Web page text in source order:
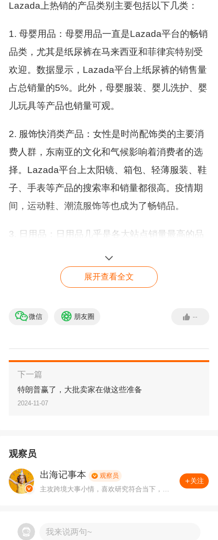
Lazada上热销的产品类别主要包括以下几类：
1. 母婴用品：母婴用品一直是Lazada平台的畅销
品类，尤其是纸尿裤在马来西亚和菲律宾特别受
欢迎。数据显示，Lazada平台上纸尿裤的销售量
占总销量的5%。此外，母婴服装、婴儿洗护、婴
儿玩具等产品也销量可观。
2. 服饰快消类产品：女性是时尚配饰类的主要消
费人群，东南亚的文化和气候影响着消费者的选
择。Lazada平台上太阳镜、箱包、轻薄服装、鞋
子、手表等产品的搜索率和销量都很高。疫情期
间，运动鞋、潮流服饰等也成为了畅销品。
3
日用品：日用品几乎是各大站点销量最高的品
班族购买最多的产品包括洗涤剂、储物盒、毛巾
等。疫情期间，居民在家时间增加，日用品的线
盘、平板电脑、智能手机、电视、游戏机等产品
销量大幅增加，尤其是男性消费者的购买力很
强。Lazada在新加坡创立时就是以3C消费电子
起家，目前电子产品仍然是热门品类。
尤其是年轻女性。美妆护肤用品需求量大，健康
美容类产品在线上销售增长迅速。
的需求。
展开查看全文
微信 朋友圈 --
下一篇
特朗普赢了，大批卖家在做这些准备
2024-11-07
观察员
出海记事本 观察员
主攻跨境大事小情，喜欢研究符合当下，具
关注
我来说两句~